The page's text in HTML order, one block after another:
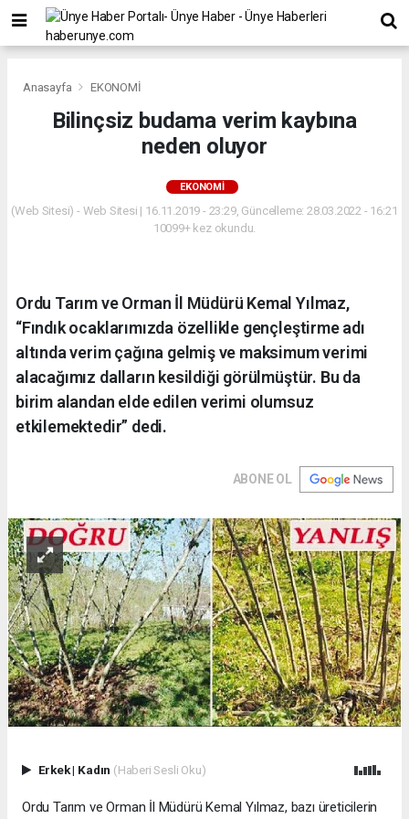
Anasayfa EKONOMİ
Bilinçsiz budama verim kaybına
neden oluyor
EKONOMİ
(Web Sitesi) - Web Sitesi | 16.11.2019 - 23:29, Güncelleme: 28.03.2022 - 16:21
10099+ kez okundu.
Ordu Tarım ve Orman İl Müdürü Kemal Yılmaz,
“Fındık ocaklarımızda özellikle gençleştirme adı
altında verim çağına gelmiş ve maksimum verimi
alacağımız dalların kesildiği görülmüştür. Bu da
birim alandan elde edilen verimi olumsuz
etkilemektedir” dedi.
ABONE OL
Erkek| Kadın (Haberi Sesli Oku)
Ordu Tarım ve Orman İl Müdürü Kemal Yılmaz, bazı üreticilerin